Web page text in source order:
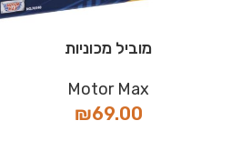
מוביל מכוניות
Motor Max
₪69.00